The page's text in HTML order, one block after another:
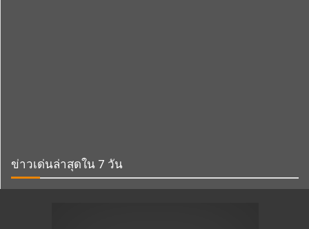
ข่าวเด่นล่าสุดใน 7 วัน